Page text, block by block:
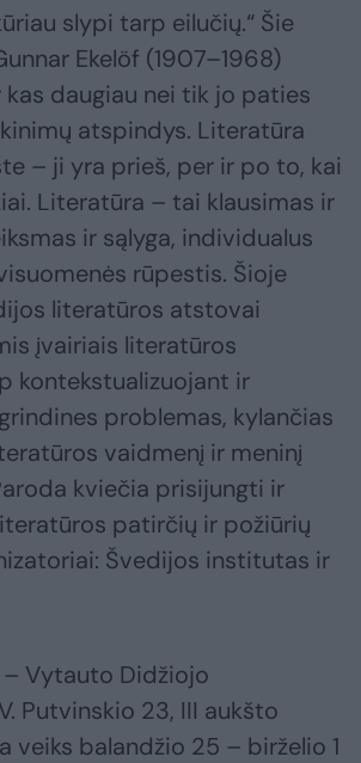
slypi tarp eilučių.“ Šie
Ekelöf (1907–1968)
kas daugiau nei tik jo paties
atspindys. Literatūra
– ji yra prieš, per ir po to, kai
Literatūra – tai klausimas ir
ir sąlyga, individualus
rūpestis. Šioje
literatūros atstovai
įvairiais literatūros
kontekstualizuojant ir
problemas, kylančias
vaidmenį ir meninį
kviečia prisijungti ir
patirčių ir požiūrių
Švedijos institutas ir
Vytauto Didžiojo
Putvinskio 23, III aukšto
veiks balandžio 25 – birželio 1